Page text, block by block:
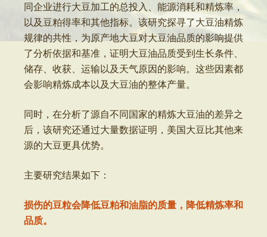
同企业进行大豆加工的总投入、能源消耗和精炼率，
以及豆粕得率和其他指标。该研究探寻了大豆油精炼
规律的共性，为原产地大豆对大豆油品质的影响提供
了分析依据和基准，证明大豆油品质受到生长条件、
储存、收获、运输以及天气原因的影响。这些因素都
会影响精炼成本以及大豆油的整体产量。
同时，在分析了源自不同国家的精炼大豆油的差异之
后，该研究还通过大量数据证明，美国大豆比其他来
源的大豆更具优势。
主要研究结果如下：
损伤的豆粒会降低豆粕和油脂的质量，降低精炼率和
品质。